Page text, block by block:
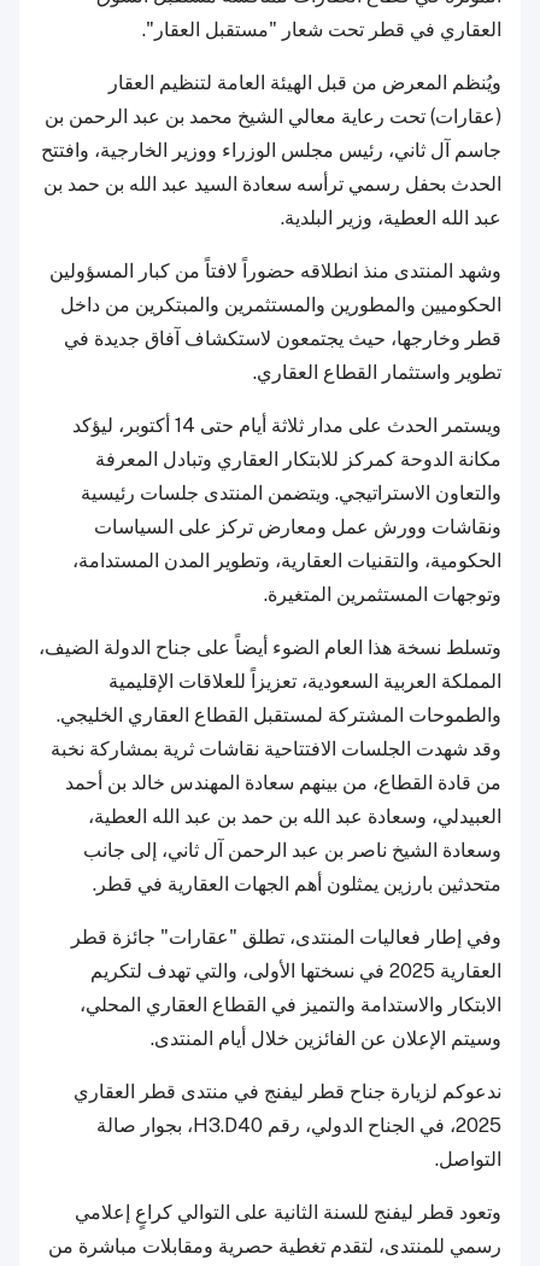
العقاري في قطر تحت شعار "مستقبل العقار".
ويُنظم المعرض من قبل الهيئة العامة لتنظيم العقار
(عقارات) تحت رعاية معالي الشيخ محمد بن عبد الرحمن بن
جاسم آل ثاني، رئيس مجلس الوزراء ووزير الخارجية، وافتتح
الحدث بحفل رسمي ترأسه سعادة السيد عبد الله بن حمد بن
عبد الله العطية، وزير البلدية.
وشهد المنتدى منذ انطلاقه حضوراً لافتاً من كبار المسؤولين
الحكوميين والمطورين والمستثمرين والمبتكرين من داخل
قطر وخارجها، حيث يجتمعون لاستكشاف آفاق جديدة في
تطوير واستثمار القطاع العقاري.
ويستمر الحدث على مدار ثلاثة أيام حتى 14 أكتوبر، ليؤكد
مكانة الدوحة كمركز للابتكار العقاري وتبادل المعرفة
والتعاون الاستراتيجي. ويتضمن المنتدى جلسات رئيسية
ونقاشات وورش عمل ومعارض تركز على السياسات
الحكومية، والتقنيات العقارية، وتطوير المدن المستدامة،
وتوجهات المستثمرين المتغيرة.
وتسلط نسخة هذا العام الضوء أيضاً على جناح الدولة الضيف،
المملكة العربية السعودية، تعزيزاً للعلاقات الإقليمية
والطموحات المشتركة لمستقبل القطاع العقاري الخليجي.
وقد شهدت الجلسات الافتتاحية نقاشات ثرية بمشاركة نخبة
من قادة القطاع، من بينهم سعادة المهندس خالد بن أحمد
العبيدلي، وسعادة عبد الله بن حمد بن عبد الله العطية،
وسعادة الشيخ ناصر بن عبد الرحمن آل ثاني، إلى جانب
متحدثين بارزين يمثلون أهم الجهات العقارية في قطر.
وفي إطار فعاليات المنتدى، تطلق "عقارات" جائزة قطر
العقارية 2025 في نسختها الأولى، والتي تهدف لتكريم
الابتكار والاستدامة والتميز في القطاع العقاري المحلي،
وسيتم الإعلان عن الفائزين خلال أيام المنتدى.
ندعوكم لزيارة جناح قطر ليفنج في منتدى قطر العقاري
2025، في الجناح الدولي، رقم H3.D40، بجوار صالة
التواصل.
وتعود قطر ليفنج للسنة الثانية على التوالي كراعٍ إعلامي
رسمي للمنتدى، لتقدم تغطية حصرية ومقابلات مباشرة من